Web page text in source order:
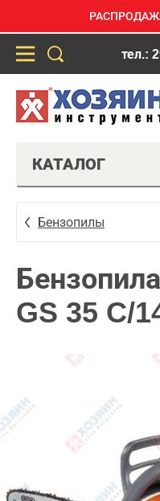
тел.:
КАТАЛОГ
Бензопилы
GS 35 C/